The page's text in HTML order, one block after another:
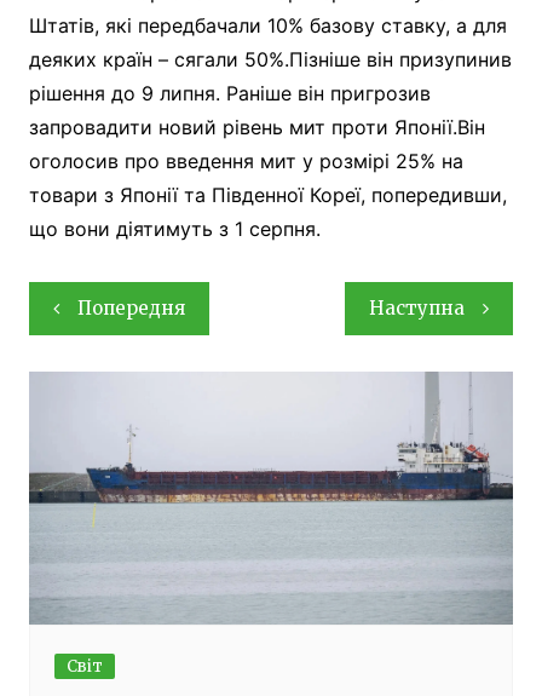
Штатів, які передбачали 10% базову ставку, а для
деяких країн – сягали 50%.Пізніше він призупинив
рішення до 9 липня. Раніше він пригрозив
запровадити новий рівень мит проти Японії.Він
оголосив про введення мит у розмірі 25% на
товари з Японії та Південної Кореї, попередивши,
що вони діятимуть з 1 серпня.
Навігація
записів
Попередня Наступна
Світ